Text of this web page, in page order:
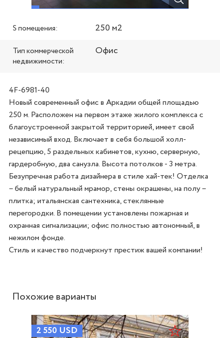
S помещения: 250 м2
Тип коммерческой
недвижимости:
Офис
4F-6981-40
Новый современный офис в Аркадии общей площадью
250 м. Расположен на первом этаже жилого комплекса с
благоустроенной закрытой территорией, имеет свой
независимый вход. Включает в себя большой холл-
рецепцию, 5 раздельных кабинетов, кухню, серверную,
гардеробную, два санузла. Высота потолков - 3 метра.
Безупречная работа дизайнера в стиле хай-тек! Отделка
– белый натуральный мрамор, стены окрашены, на полу –
плитка; итальянская сантехника, стеклянные
перегородки. В помещении установлены пожарная и
охранная сигнализации; офис полностью автономный, в
нежилом фонде.
Стиль и качество подчеркнут престиж вашей компании!
Похожие варианты
2 550 USD